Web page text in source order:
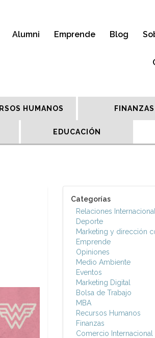
Alumni Emprende Blog
HUMANOS FINANZAS
EDUCACIÓN
Categorías
Relaciones
Deporte
Marketing y dirección
Emprende
Opiniones
Medio Ambiente
Eventos
Marketing Digital
Bolsa de Trabajo
MBA
Recursos Humanos
Finanzas
Comercio Internacional